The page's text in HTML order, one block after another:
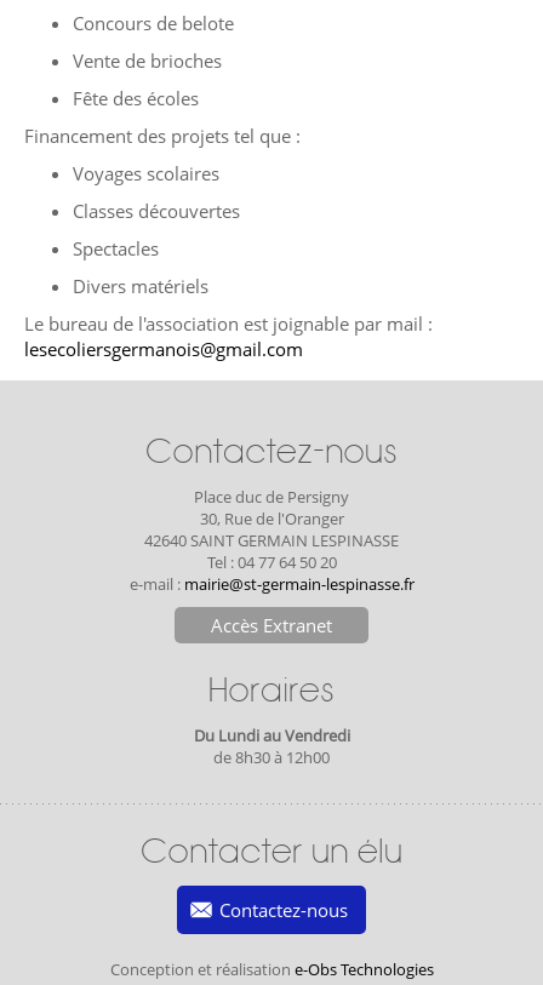
Concours de belote
Vente de brioches
Fête des écoles
Financement des projets tel que :
Voyages scolaires
Classes découvertes
Spectacles
Divers matériels
Le bureau de l'association est joignable par mail :
lesecoliersgermanois@gmail.com
Contactez-nous
Place duc de Persigny
30, Rue de l'Oranger
42640 SAINT GERMAIN LESPINASSE
Tel : 04 77 64 50 20
e-mail : mairie@st-germain-lespinasse.fr
Accès Extranet
Horaires
Du Lundi au Vendredi
de 8h30 à 12h00
Contacter un élu
Contactez-nous
Conception et réalisation e-Obs Technologies